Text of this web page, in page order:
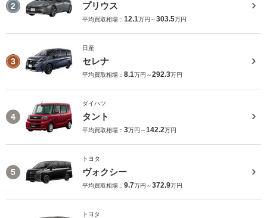
2 プリウス
平均買取相場： 12.1万円～303.5万円
3
日産
セレナ
平均買取相場： 8.1万円～292.3万円
4
ダイハツ
タント
平均買取相場： 3万円～142.2万円
5
トヨタ
ヴォクシー
平均買取相場： 9.7万円～372.9万円
トヨタ